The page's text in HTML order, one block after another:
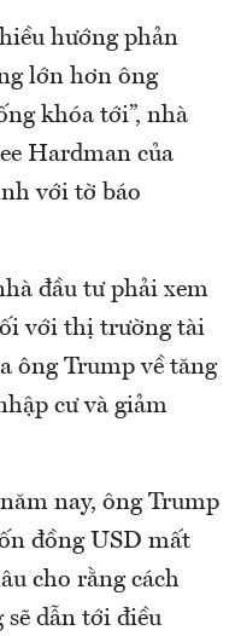
hướng phản
lớn hơn ông
khóa tới”, nhà
Hardman của
với tờ báo
đầu tư phải xem
với thị trường tài
ông Trump về tăng
cư và giảm
nay, ông Trump
đồng USD mất
cho rằng cách
dẫn tới điều